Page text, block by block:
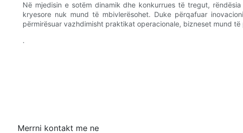
Në mjedisin e sotëm dinamik dhe konkurrues të tregut,
kryesore nuk mund të mbivlerësohet. Duke përqafuar
përmirësuar vazhdimisht praktikat operacionale, bizneset mund
.
Merrni kontakt me ne